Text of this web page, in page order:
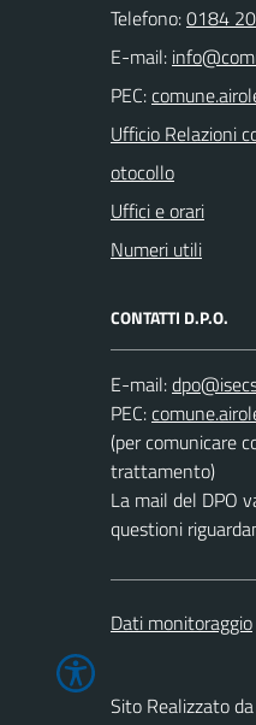
Telefono:0184
E-mail:
PEC:
Ufficio Relazioni
otocollo
Uffici e orari
Numeri utili
CONTATTI D.P.O.
E-mail:
PEC:
(per comunicare
trattamento)
La mail del DPO
questioni
Dati monitoraggio
Sito Realizzato